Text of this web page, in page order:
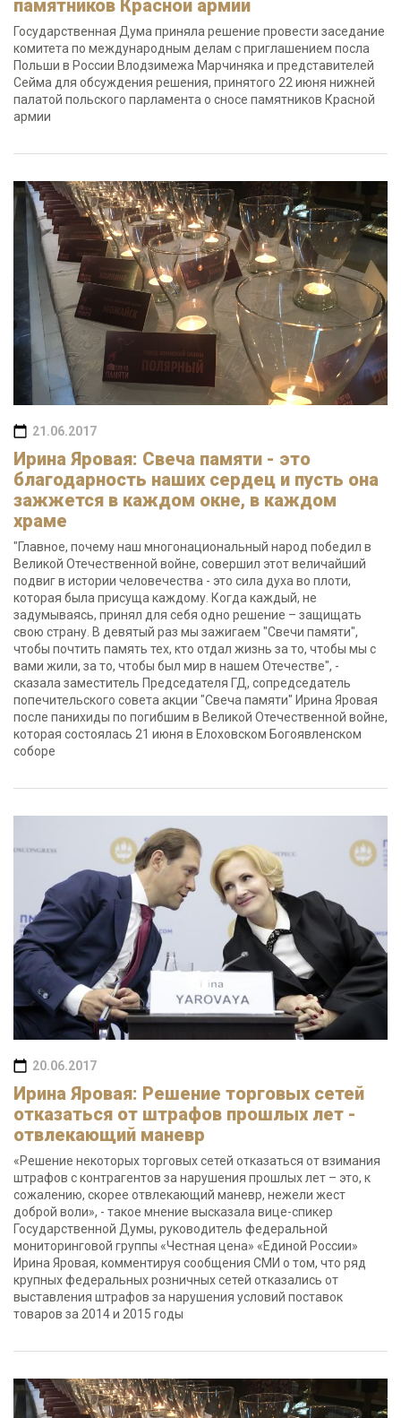
памятников Красной армии
Государственная Дума приняла решение провести заседание
комитета по международным делам с приглашением посла
Польши в России Влодзимежа Марчиняка и представителей
Сейма для обсуждения решения, принятого 22 июня нижней
палатой польского парламента о сносе памятников Красной
армии
21.06.2017
Ирина Яровая: Свеча памяти - это
благодарность наших сердец и пусть она
зажжется в каждом окне, в каждом
храме
"Главное, почему наш многонациональный народ победил в
Великой Отечественной войне, совершил этот величайший
подвиг в истории человечества - это сила духа во плоти,
которая была присуща каждому. Когда каждый, не
задумываясь, принял для себя одно решение – защищать
свою страну. В девятый раз мы зажигаем "Свечи памяти",
чтобы почтить память тех, кто отдал жизнь за то, чтобы мы с
вами жили, за то, чтобы был мир в нашем Отечестве", -
сказала заместитель Председателя ГД, сопредседатель
попечительского совета акции "Свеча памяти" Ирина Яровая
после панихиды по погибшим в Великой Отечественной войне,
которая состоялась 21 июня в Елоховском Богоявленском
соборе
20.06.2017
Ирина Яровая: Решение торговых сетей
отказаться от штрафов прошлых лет -
отвлекающий маневр
«Решение некоторых торговых сетей отказаться от взимания
штрафов с контрагентов за нарушения прошлых лет – это, к
сожалению, скорее отвлекающий маневр, нежели жест
доброй воли», - такое мнение высказала вице-спикер
Государственной Думы, руководитель федеральной
мониторинговой группы «Честная цена» «Единой России»
Ирина Яровая, комментируя сообщения СМИ о том, что ряд
крупных федеральных розничных сетей отказались от
выставления штрафов за нарушения условий поставок
товаров за 2014 и 2015 годы